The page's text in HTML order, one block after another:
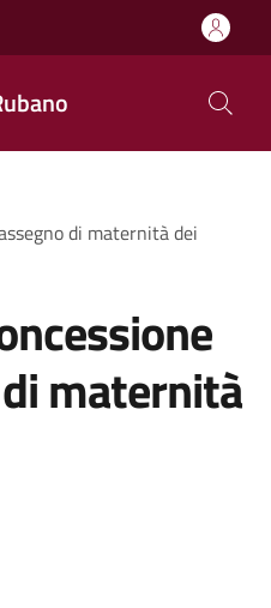
di maternità dei
maternità